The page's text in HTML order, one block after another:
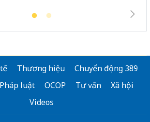
Thương hiệu
Chuyển động 389
luật
OCOP Tư vấn
Xã hội
Videos